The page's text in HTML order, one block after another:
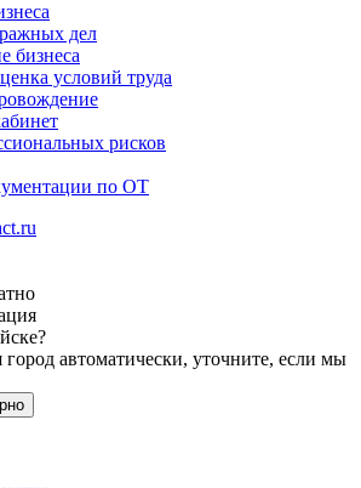
дел
бизнеса
условий труда
рисков
по ОТ
?
автоматически, уточните, если мы